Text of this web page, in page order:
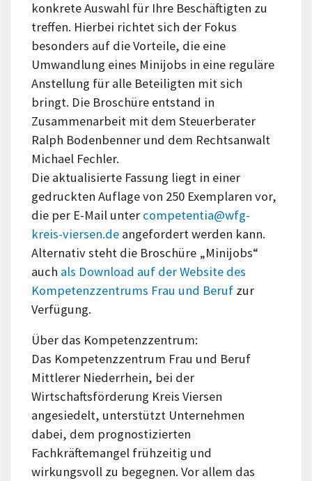
konkrete Auswahl für Ihre Beschäftigten zu
treffen. Hierbei richtet sich der Fokus
besonders auf die Vorteile, die eine
Umwandlung eines Minijobs in eine reguläre
Anstellung für alle Beteiligten mit sich
bringt. Die Broschüre entstand in
Zusammenarbeit mit dem Steuerberater
Ralph Bodenbenner und dem Rechtsanwalt
Michael Fechler.
Die aktualisierte Fassung liegt in einer
gedruckten Auflage von 250 Exemplaren vor,
die per E-Mail unter competentia@wfg-
kreis-viersen.de angefordert werden kann.
Alternativ steht die Broschüre „Minijobs“
auch als Download auf der Website des
Kompetenzzentrums Frau und Beruf zur
Verfügung.
Über das Kompetenzzentrum:
Das Kompetenzzentrum Frau und Beruf
Mittlerer Niederrhein, bei der
Wirtschaftsförderung Kreis Viersen
angesiedelt, unterstützt Unternehmen
dabei, dem prognostizierten
Fachkräftemangel frühzeitig und
wirkungsvoll zu begegnen. Vor allem das